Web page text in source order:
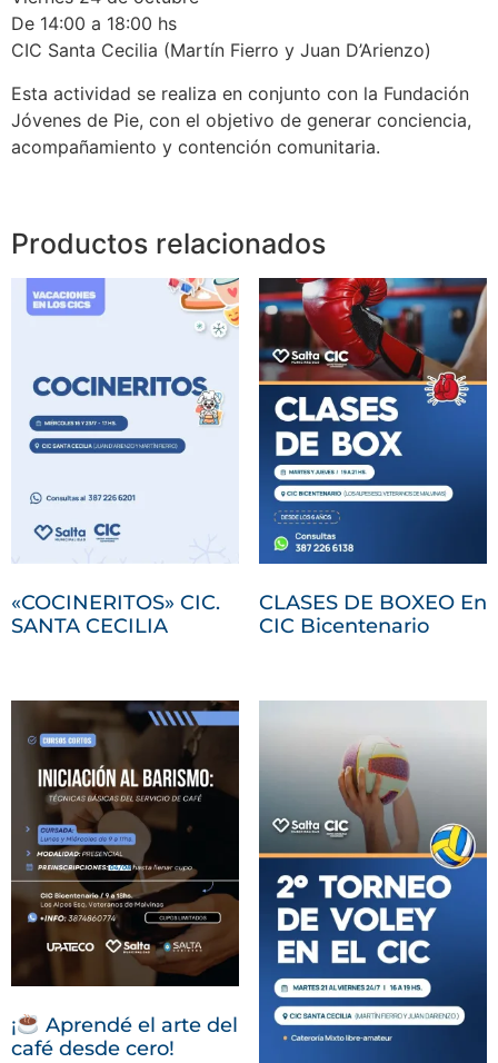
De 14:00 a 18:00 hs
CIC Santa Cecilia (Martín Fierro y Juan D’Arienzo)
Esta actividad se realiza en conjunto con la Fundación
Jóvenes de Pie, con el objetivo de generar conciencia,
acompañamiento y contención comunitaria.
Productos relacionados
«COCINERITOS» CIC.
SANTA CECILIA
CLASES DE BOXEO En
CIC Bicentenario
¡
Aprendé el arte del
café desde cero!